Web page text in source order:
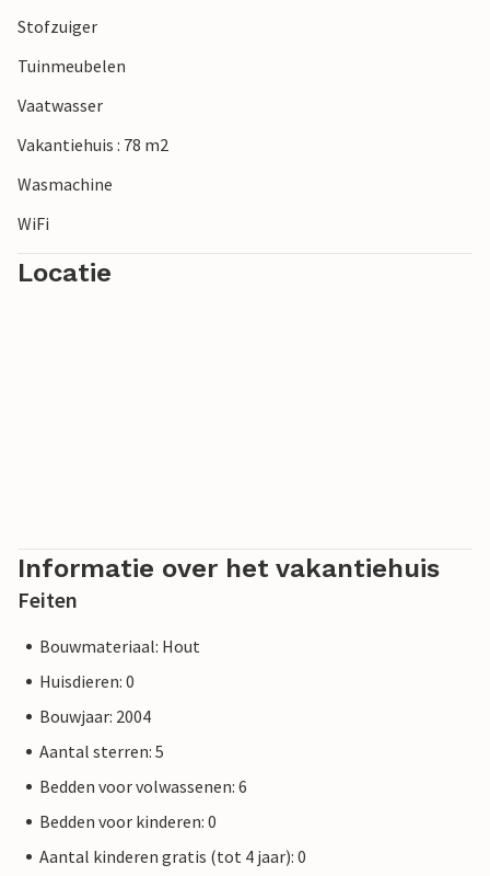
Stofzuiger
Tuinmeubelen
Vaatwasser
Vakantiehuis : 78 m2
Wasmachine
WiFi
Locatie
Informatie over het vakantiehuis
Feiten
Bouwmateriaal: Hout
Huisdieren: 0
Bouwjaar: 2004
Aantal sterren: 5
Bedden voor volwassenen: 6
Bedden voor kinderen: 0
Aantal kinderen gratis (tot 4 jaar): 0